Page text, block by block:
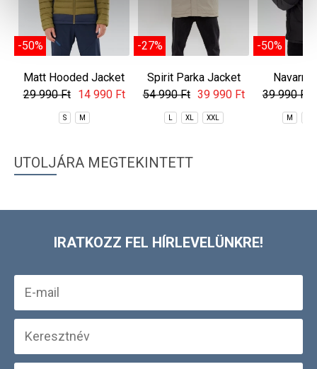
-50%
Matt Hooded Jacket
29 990 Ft
14 990 Ft
S M
-27%
Spirit Parka Jacket
54 990 Ft 39 990 Ft
XL XXL
-50%
Navarro
39 990 Ft
M
UTOLJÁRA MEGTEKINTETT
IRATKOZZ FEL HÍRLEVELÜNKRE!